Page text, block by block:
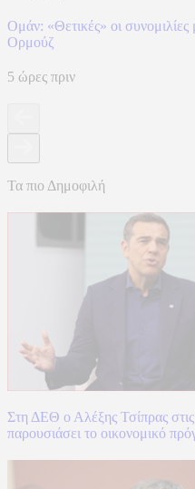
Ομάν: «Θετικές» οι συνομιλίες
Ορμούζ
5 ώρες πριν
Τα πιο Δημοφιλή
Στη ΔΕΘ ο Αλέξης Τσίπρας
παρουσιάσει το οικονομικό